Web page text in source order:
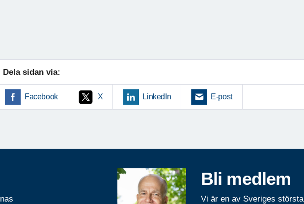
Dela sidan via:
Facebook X LinkedIn E-post
Bli medlem
Vi är en av Sveriges största